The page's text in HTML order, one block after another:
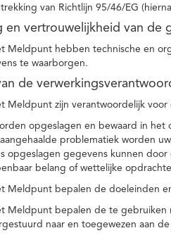
van Richtlijn 95/46/EG (hierna
en vertrouwelijkheid van de
Meldpunt hebben technische en
te waarborgen.
de
Meldpunt zijn verantwoordelijk
opgeslagen en bewaard in
problematiek worden
opgeslagen gegevens kunnen
belang of wettelijke
Meldpunt bepalen de doeleinden
Meldpunt bepalen de te
naar en toegewezen aan